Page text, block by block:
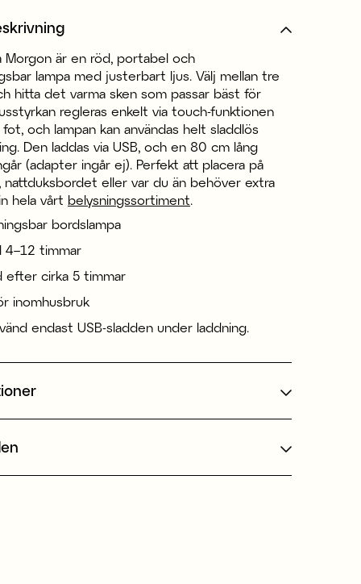
Morgon är en röd, portabel och
lampa med justerbart ljus. Välj mellan tre
hitta det varma sken som passar bäst för
regleras enkelt via touch-funktionen
fot, och lampan kan användas helt sladdlös
Den laddas via USB, och en 80 cm lång
(adapter ingår ej). Perfekt att placera på
eller var du än behöver extra
hela vårt belysningssortiment.
bordslampa
4–12 timmar
efter cirka 5 timmar
inomhusbruk
endast USB-sladden under laddning.